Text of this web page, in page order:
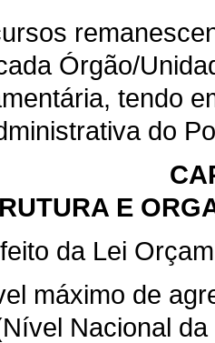
Órgão/
tendo
do
E
da Lei
máximo de
Nacional